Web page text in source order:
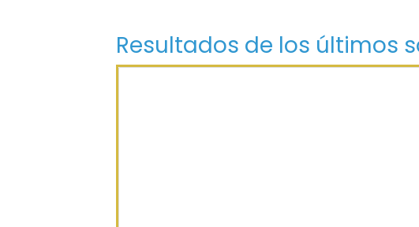
Resultados de los últimos